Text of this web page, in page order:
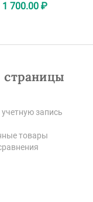
1 700.00 ₽
запись
товары